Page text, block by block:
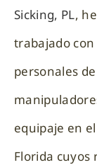
Sicking, PL,
trabajado
personales
equipaje en
Florida cuyos